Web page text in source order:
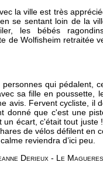
la ville est très
se sentant loin de la
les bébés
de Wolfisheim retraitée
qui pédalent,
sa fille en poussette,
avis. Fervent cycliste, il
donné que c'est une
écart, c'était tout juste
de vélos défilent en
reviendra d’ici peu.
Derieux - Le